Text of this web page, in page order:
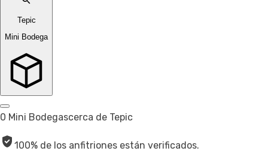
Tepic
Mini Bodega
0 Mini Bodegascerca de Tepic
100% de los anfitriones están verificados.